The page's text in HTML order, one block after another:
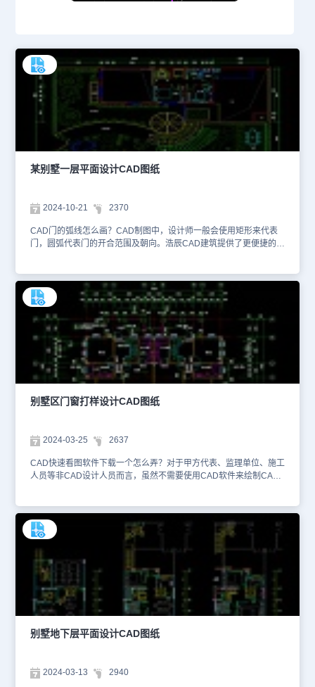
某别墅一层平面设计CAD图纸
2024-10-21 2370
CAD门的弧线怎么画？CAD制图中，设计师一般会使用矩形来代表
门，圆弧代表门的开合范围及朝向。浩辰CAD建筑提供了更便捷的专
室内设计资源中、使用CAD软件绘制的某别墅一层平面设计CAD图
纸。该别墅一层平面设计图纸绘制、并标注了别墅一层的主要墙体位
置、尺寸和厚度。墙体是建筑的基本框架，其布局决定了别墅的内部
空间划分。尤其是在该图纸上，设计师留下了大量的空间用于种植景
观植物，以及设置了相应的观赏场景。在绘制别墅CAD图纸时，设计
师可以根据别墅的占地面积和周边环境，合理规划停车场的位置和大
小。如果别墅有庭院或花园，可以考虑将停车场设计在这些区域，以
充分利用空间。想要查看更多的CAD图纸资源，大家可以在浩辰
CAD官网进行查询。本CAD制图素材仅用于互相学习资料，请勿商
用。
别墅区门窗打样设计CAD图纸
2024-03-25 2637
CAD快速看图软件下载一个怎么弄？对于甲方代表、监理单位、施工
人员等非CAD设计人员而言，虽然不需要使用CAD软件来绘制CAD
行相应的尺寸测量、云线标注等操作。本文件是CAD别墅室内设计资
源中、使用CAD软件绘制的别墅区门窗打样设计CAD图纸。该别墅
区门窗打样设计图纸主要绘制了联排别墅二层平面设计图，其中可以
看到，我是是不带阳台的，只有主卧室带有一个大阳台。此外，二层
还有一个独立的大露台，并设置了2个独立的卫生间，便于户主的日
常生活应用。本文仅截取了部分设计图纸信息，详细的设计方案内容
可以在浩辰CAD官网进行检索查找。大家还可以下载安装浩辰CAD
进行制图练习。本CAD制图素材仅用于互相学习资料，请勿商用。
别墅地下层平面设计CAD图纸
2024-03-13 2940